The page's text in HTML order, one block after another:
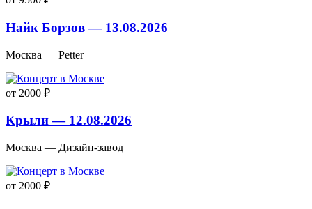
Найк Борзов — 13.08.2026
Москва — Petter
от 2000 ₽
Крыли — 12.08.2026
Москва — Дизайн-завод
от 2000 ₽